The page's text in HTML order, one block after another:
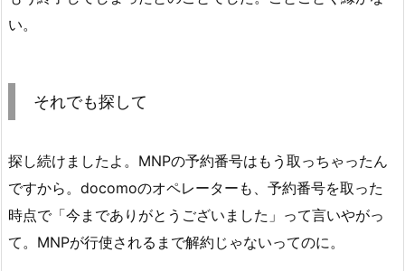
い。
それでも探して
探し続けましたよ。MNPの予約番号はもう取っちゃったん
ですから。docomoのオペレーターも、予約番号を取った
時点で「今までありがとうございました」って言いやがっ
て。MNPが行使されるまで解約じゃないってのに。